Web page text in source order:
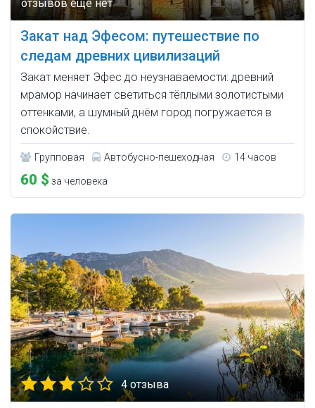
Закат над Эфесом: путешествие по
следам древних цивилизаций
Закат меняет Эфес до неузнаваемости: древний
мрамор начинает светиться тёплыми золотистыми
оттенками, а шумный днём город погружается в
спокойствие.
Групповая Автобусно-пешеходная 14 часов
60 $ за человека
4 отзыва